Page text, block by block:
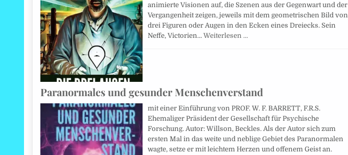
animierte Visionen auf, die Szenen aus der Gegenwart und der
Vergangenheit zeigen, jeweils mit dem geometrischen Bild von
drei Figuren oder Augen in den Ecken eines Dreiecks. Sein
Neffe, Victorien…Weiterlesen …
Paranormales und gesunder Menschenverstand
mit einer Einführung von PROF. W. F. BARRETT, F.R.S.
Ehemaliger Präsident der Gesellschaft für Psychische
Forschung. Autor: Willson, Beckles. Als der Autor sich zum
ersten Mal in das weite und neblige Gebiet des Paranormalen
wagte, setze er mit leichtem Herzen und offenem Geist an.